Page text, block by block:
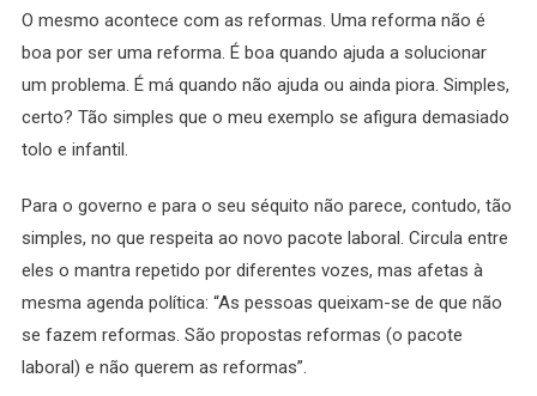
O mesmo acontece com as reformas. Uma reforma não é
boa por ser uma reforma. É boa quando ajuda a solucionar
um problema. É má quando não ajuda ou ainda piora. Simples,
certo? Tão simples que o meu exemplo se afigura demasiado
tolo e infantil.
Para o governo e para o seu séquito não parece, contudo, tão
simples, no que respeita ao novo pacote laboral. Circula entre
eles o mantra repetido por diferentes vozes, mas afetas à
mesma agenda política: “As pessoas queixam-se de que não
se fazem reformas. São propostas reformas (o pacote
laboral) e não querem as reformas”.